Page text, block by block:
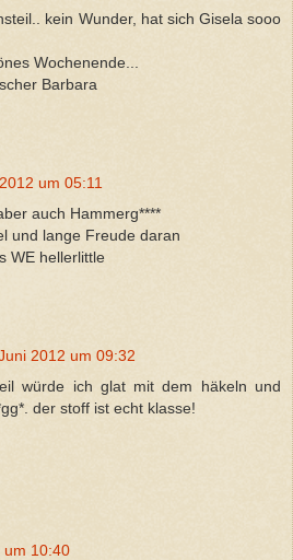
kein Wunder, hat sich Gisela sooo
Wochenende...
Barbara
um 05:11
auch Hammerg****
und lange Freude daran
WE hellerlittle
2012 um 09:32
würde ich glat mit dem häkeln und
der stoff ist echt klasse!
um 10:40